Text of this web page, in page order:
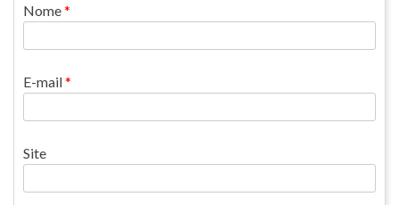
Nome*
E-mail*
Site